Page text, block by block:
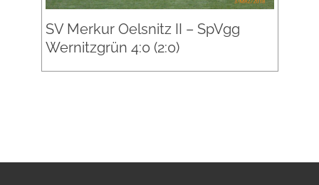
SV Merkur Oelsnitz II – SpVgg
Wernitzgrün 4:0 (2:0)